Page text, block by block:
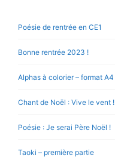
Poésie de rentrée en CE1
Bonne rentrée 2023 !
Alphas à colorier – format A4
Chant de Noël : Vive le vent !
Poésie : Je serai Père Noël !
Taoki – première partie